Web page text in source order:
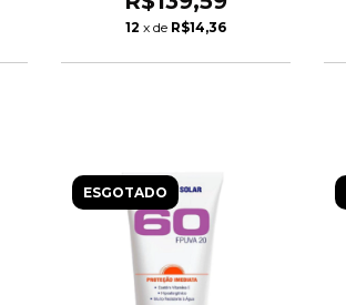
12 x de R$14,36
ESGOTADO